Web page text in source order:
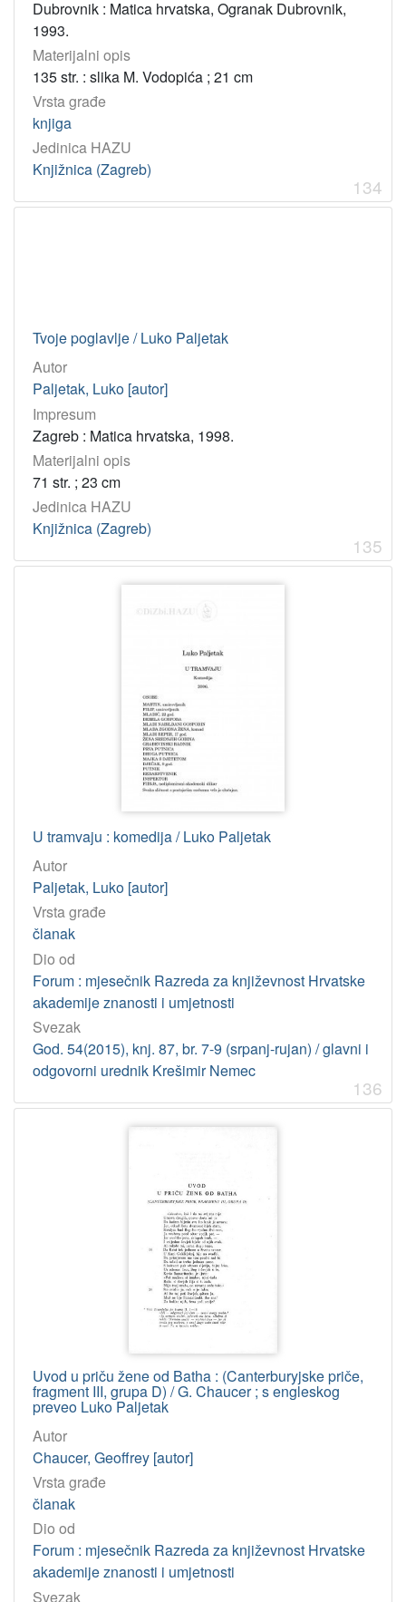
Dubrovnik : Matica hrvatska, Ogranak Dubrovnik,
1993.
Materijalni opis
135 str. : slika M. Vodopića ; 21 cm
Vrsta građe
knjiga
Jedinica HAZU
Knjižnica (Zagreb)
134
Tvoje poglavlje / Luko Paljetak
Autor
Paljetak, Luko [autor]
Impresum
Zagreb : Matica hrvatska, 1998.
Materijalni opis
71 str. ; 23 cm
Jedinica HAZU
Knjižnica (Zagreb)
135
U tramvaju : komedija / Luko Paljetak
Autor
Paljetak, Luko [autor]
Vrsta građe
članak
Dio od
Forum : mjesečnik Razreda za književnost Hrvatske
akademije znanosti i umjetnosti
Svezak
God. 54(2015), knj. 87, br. 7-9 (srpanj-rujan) / glavni i
odgovorni urednik Krešimir Nemec
136
Uvod u priču žene od Batha : (Canterburyjske priče,
fragment III, grupa D) / G. Chaucer ; s engleskog
preveo Luko Paljetak
Autor
Chaucer, Geoffrey [autor]
Vrsta građe
članak
Dio od
Forum : mjesečnik Razreda za književnost Hrvatske
akademije znanosti i umjetnosti
Svezak